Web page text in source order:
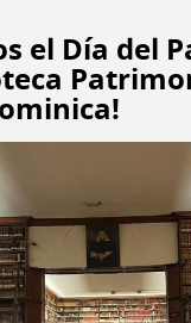
el Día del